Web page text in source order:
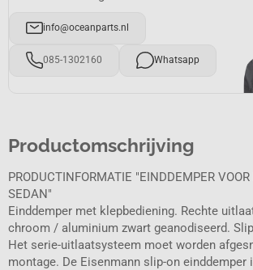
info@oceanparts.nl
085-1302160 Whatsapp
Productomschrijving
PRODUCTINFORMATIE "EINDDEMPER
SEDAN"
Einddemper met klepbediening. Rechte
chroom / aluminium zwart geanodiseerd.
Het serie-uitlaatsysteem moet worden
montage. De Eisenmann slip-on einddemper